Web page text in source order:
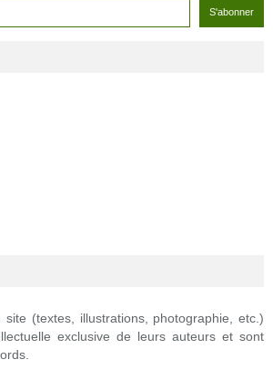
(textes, illustrations, photographie, etc.)
exclusive de leurs auteurs et sont